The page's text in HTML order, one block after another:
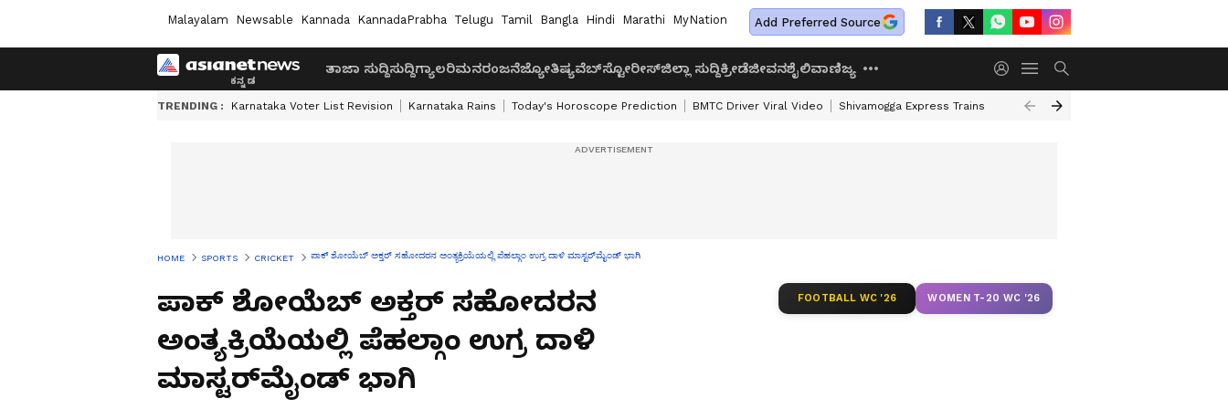
Malayalam Newsable Kannada KannadaPrabha Telugu Tamil Bangla Hindi Marathi MyNation Add Preferred Source
ತಾಜಾ ಸುದ್ದಿಸುದ್ದಿಗ್ಯಾಲರಿಮನರಂಜನೆಜ್ಯೋತಿಷ್ಯವೆಬ್‌ಸ್ಟೋರೀಸ್ಜಿಲ್ಲಾ ಸುದ್ದಿಕ್ರೀಡೆಜೀವನಶೈಲಿವಾಣಿಜ್ಯ
TRENDING : Karnataka Voter List Revision Karnataka Rains Today's Horoscope Prediction BMTC Driver Viral Video Shivamogga Express Trains Airtel Prepaid Plan
HOME SPORTS CRICKET ಪಾಕ್ ಶೋಯೆಬ್ ಅಕ್ತರ್ ಸಹೋದರನ ಅಂತ್ಯಕ್ರಿಯೆಯಲ್ಲಿ ಪೆಹಲ್ಗಾಂ ಉಗ್ರ ದಾಳಿ ಮಾಸ್ಟರ್‌ಮೈಂಡ್ ಭಾಗಿ
ಪಾಕ್ ಶೋಯೆಬ್ ಅಕ್ತರ್ ಸಹೋದರನ
ಅಂತ್ಯಕ್ರಿಯೆಯಲ್ಲಿ ಪೆಹಲ್ಗಾಂ ಉಗ್ರ ದಾಳಿ
ಮಾಸ್ಟರ್‌ಮೈಂಡ್ ಭಾಗಿ
FOOTBALL WC '26 WOMEN T-20 WC '26